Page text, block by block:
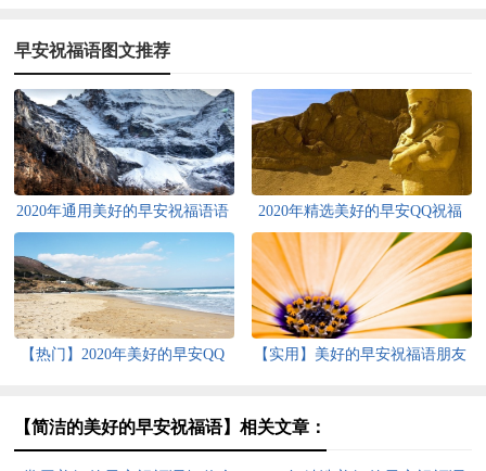
早安祝福语图文推荐
2020年通用美好的早安祝福语语
录大汇总68条
2020年精选美好的早安QQ祝福
语合集43句
【热门】2020年美好的早安QQ
【实用】美好的早安祝福语朋友
【简洁的美好的早安祝福语】相关文章：